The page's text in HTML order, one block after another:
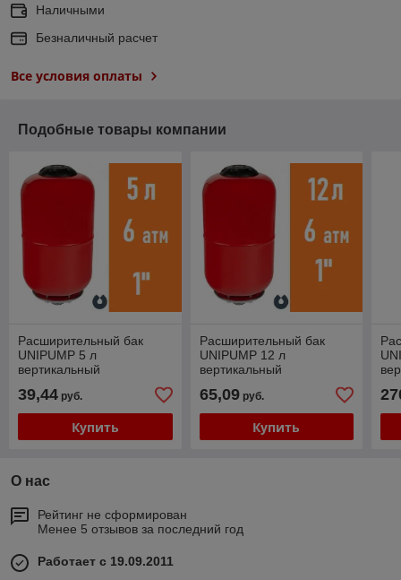
Наличными
Безналичный расчет
Все условия оплаты
Подобные товары компании
Расширительный бак
UNIPUMP 5 л
вертикальный
39,44 руб.
Купить
Расширительный бак
UNIPUMP 12 л
вертикальный
65,09руб.
Купить
О нас
Рейтинг не сформирован
Менее 5 отзывов за последний год
Работает с 19.09.2011